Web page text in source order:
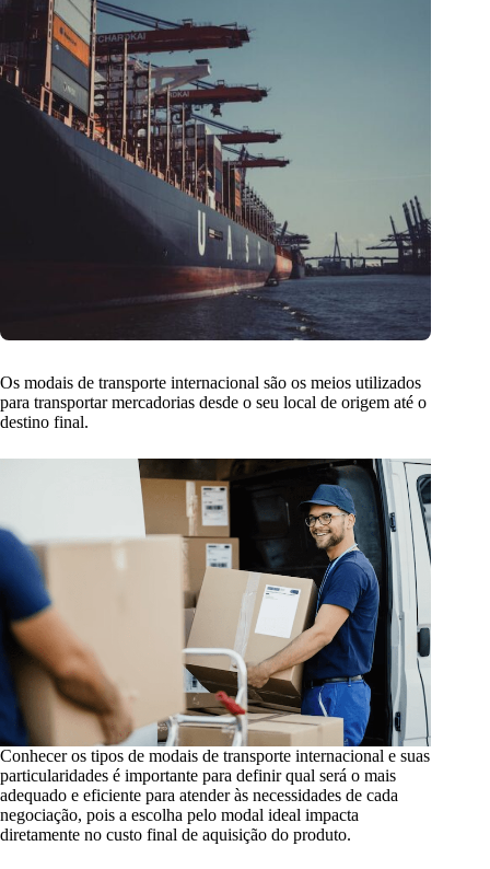
Os modais de transporte internacional são os meios utilizados
para transportar mercadorias desde o seu local de origem até o
destino final.
Conhecer os tipos de modais de transporte internacional e suas
particularidades é importante para definir qual será o mais
adequado e eficiente para atender às necessidades de cada
negociação, pois a escolha pelo modal ideal impacta
diretamente no custo final de aquisição do produto.